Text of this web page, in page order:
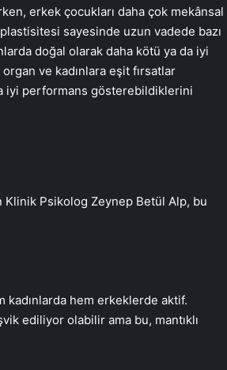
erkek çocukları daha çok mekânsal
sayesinde uzun vadede bazı
doğal olarak daha kötü ya da iyi
ve kadınlara eşit fırsatlar
iyi performans gösterebildiklerini
Klinik Psikolog Zeynep Betül Alp, bu
hem erkeklerde aktif.
ediliyor olabilir ama bu, mantıklı